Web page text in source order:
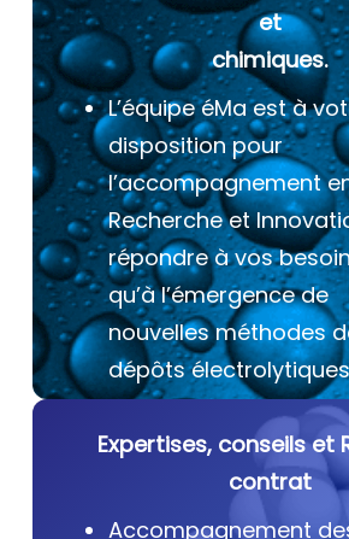
et
chimiques.
L’équipe éMa est à
disposition pour
l’accompagnement
Recherche et
répondre à vos
qu’à l’émergence de
nouvelles méthodes
dépôts
Expertises, conseils et
contrat
Accompagnement